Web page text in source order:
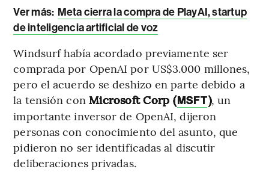
Ver más: Meta cierra la compra de PlayAI, startup
de inteligencia artificial de voz
Windsurf había acordado previamente ser
comprada por OpenAI por US$3.000 millones,
pero el acuerdo se deshizo en parte debido a
la tensión conMicrosoft Corp (MSFT), un
importante inversor de OpenAI, dijeron
personas con conocimiento del asunto, que
pidieron no ser identificadas al discutir
deliberaciones privadas.